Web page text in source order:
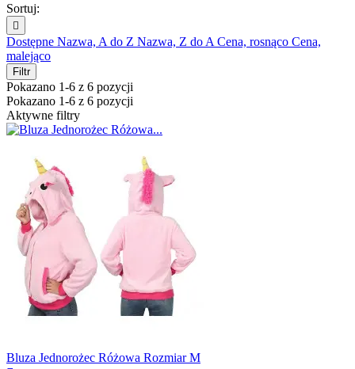
Sortuj:

Dostępne Nazwa, A do Z Nazwa, Z do A Cena, rosnąco Cena,
malejąco
Filtr
Pokazano 1-6 z 6 pozycji
Pokazano 1-6 z 6 pozycji
Aktywne filtry
Bluza Jednorożec Różowa Rozmiar M